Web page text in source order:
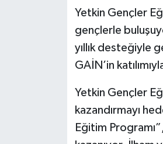
Yetkin Gençler
gençlerle
yıllık desteğiyle
GAİN’in
Yetkin Gençler
kazandırmayı
Eğitim